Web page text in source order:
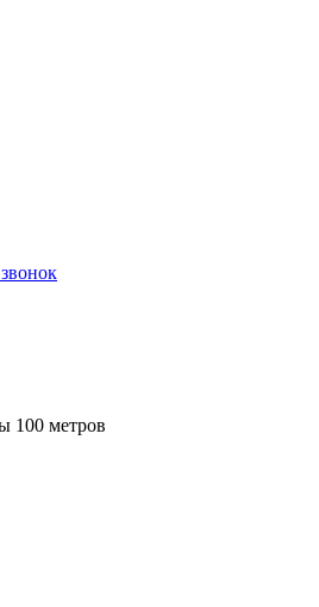
100 метров